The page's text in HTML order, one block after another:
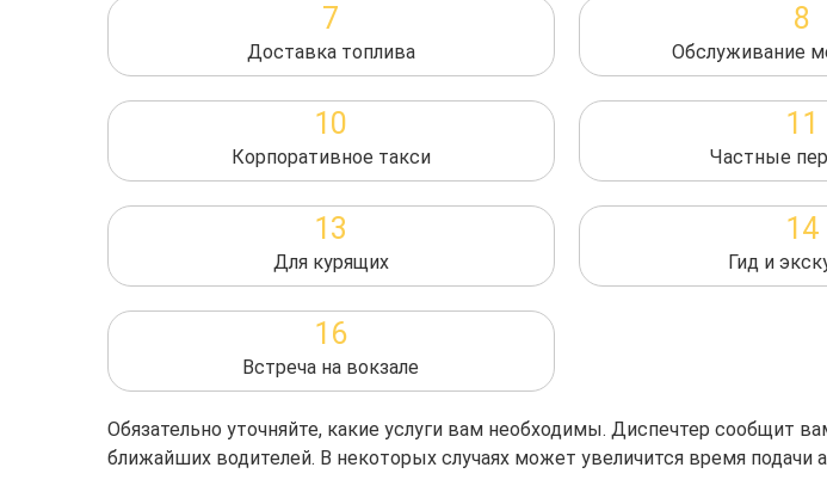
7
Доставка топлива
8
Обслуживание
10
Корпоративное такси
11
Частные
13
Для курящих
14
Гид и
16
Встреча на вокзале
Обязательно уточняйте, какие услуги вам необходимы. Диспечтер сообщит
ближайших водителей. В некоторых случаях может увеличится время подачи